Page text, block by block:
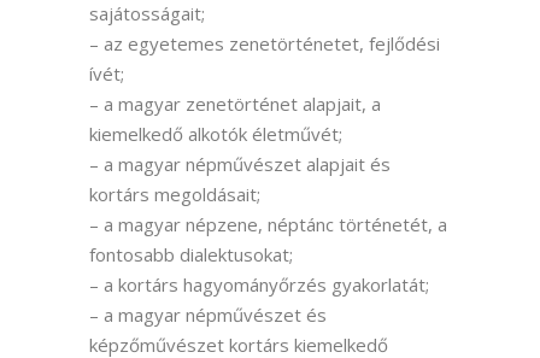
sajátosságait;
– az egyetemes zenetörténetet, fejlődési
ívét;
– a magyar zenetörténet alapjait, a
kiemelkedő alkotók életművét;
– a magyar népművészet alapjait és
kortárs megoldásait;
– a magyar népzene, néptánc történetét, a
fontosabb dialektusokat;
– a kortárs hagyományőrzés gyakorlatát;
– a magyar népművészet és
képzőművészet kortárs kiemelkedő